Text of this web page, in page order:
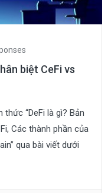
biệt CeFi vs
“DeFi là gì? Bản
Các thành phần của
qua bài viết dưới